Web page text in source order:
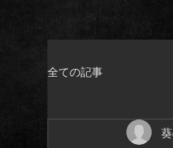
全ての記事